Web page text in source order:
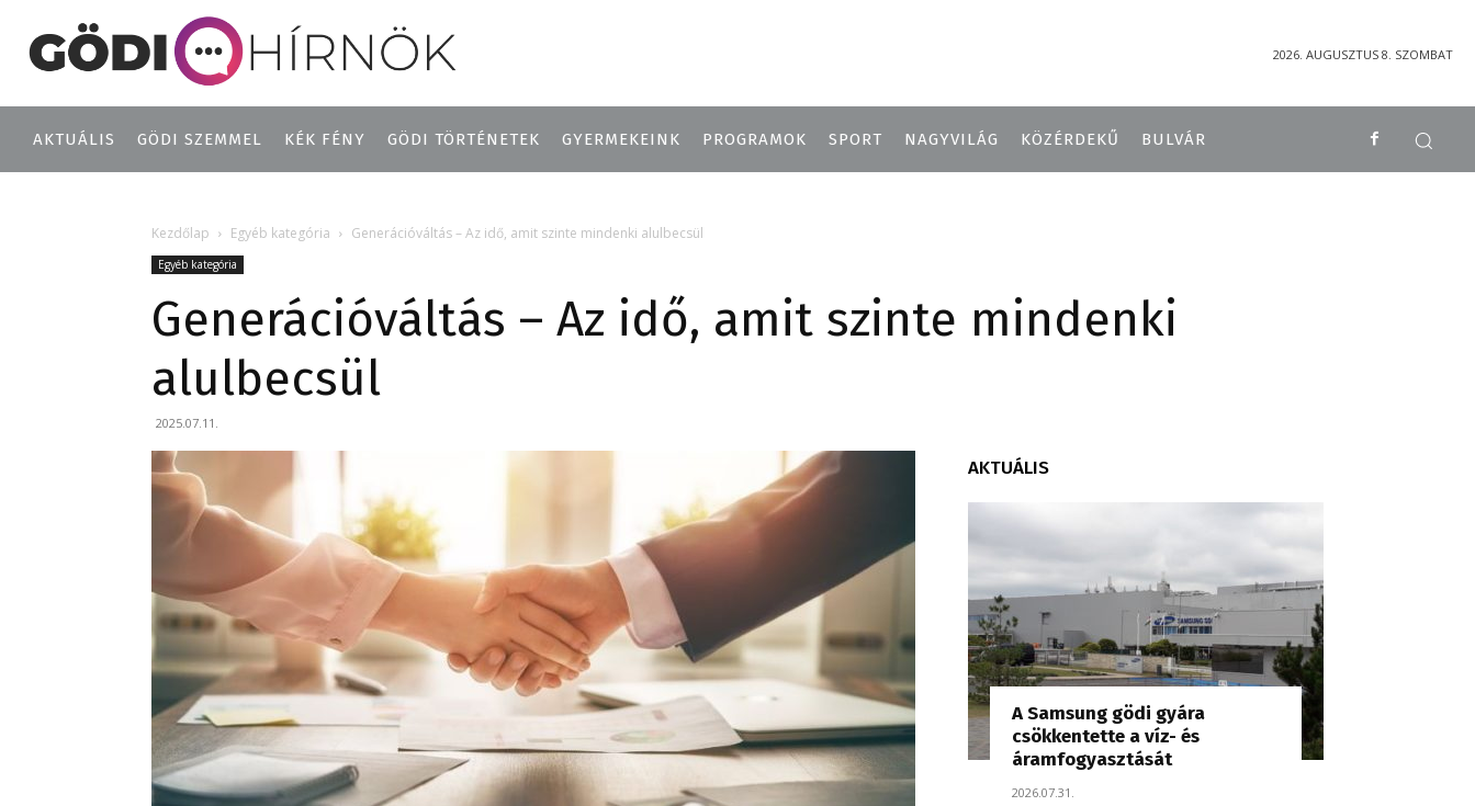
2026. AUGUSZTUS 8. SZOMBAT
AKTUÁLIS GÖDI SZEMMEL KÉK FÉNY GÖDI TÖRTÉNETEK GYERMEKEINK PROGRAMOK SPORT NAGYVILÁG KÖZÉRDEKŰ BULVÁR
Kezdőlap Egyéb kategória Generációváltás – Az idő, amit szinte mindenki alulbecsül
Egyéb kategória
Generációváltás – Az idő, amit szinte mindenki
alulbecsül
2025.07.11.
AKTUÁLIS
A Samsung gödi gyára
csökkentette a víz- és
áramfogyasztását
2026.07.31.